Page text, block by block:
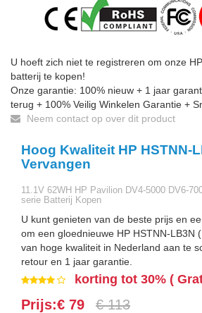
U hoeft zich niet te registreren om onze
batterij te kopen!
Onze garantie: 100% nieuw + 1 jaar
terug + 100% Veilig Winkelen Garantie +
Neem contact op over dit product
Hoog Kwaliteit HP HSTNN-
Vervangen
11.1V 62WH HP Pavilion DV4-5000 DV6-
serie Batterij Kopen
U kunt genieten van de beste prijs en
om een gloednieuwe HP HSTNN-LB3N
van hoge kwaliteit in Nederland aan te
retour en 1 jaar garantie.
korting tot 30% (
Prijs:€ 79 € 113